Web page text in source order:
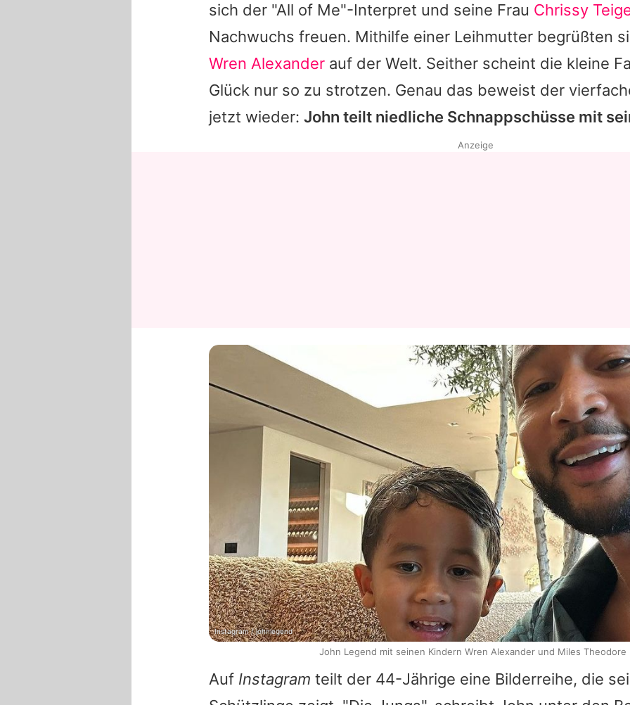
sich der "All of Me"-Interpret und seine Frau Chrissy
Nachwuchs freuen. Mithilfe einer Leihmutter begrüßten
Wren Alexander auf der Welt. Seither scheint die kleine
Glück nur so zu strotzen. Genau das beweist der
jetzt wieder: John teilt niedliche Schnappschüsse mit
Auf Instagram teilt der 44-Jährige eine Bilderreihe, die
Anzeige
Instagram / johnlegend
John Legend mit seinen Kindern Wren Alexander und Miles Theodore